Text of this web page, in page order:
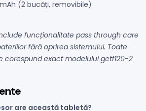
(2 bucăți, removibile)
funcționalitate pass through care
fără oprirea sistemului. Toate
corespund exact modelului getf120-2
are această tabletă?